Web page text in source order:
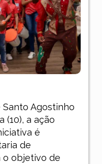
Agostinho
(10), a ação
é
de
o objetivo de